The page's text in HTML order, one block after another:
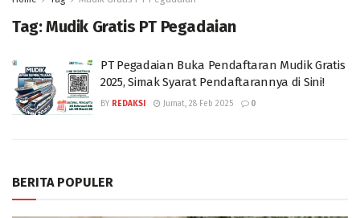
Tag:Mudik Gratis PT Pegadaian
PT Pegadaian Buka Pendaftaran Mudik Gratis
2025, Simak Syarat Pendaftarannya di Sini!
BY REDAKSI Jumat, 28 Feb 2025 0
BERITA POPULER